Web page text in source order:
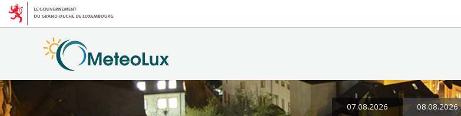
07.08.2026 08.08.2026